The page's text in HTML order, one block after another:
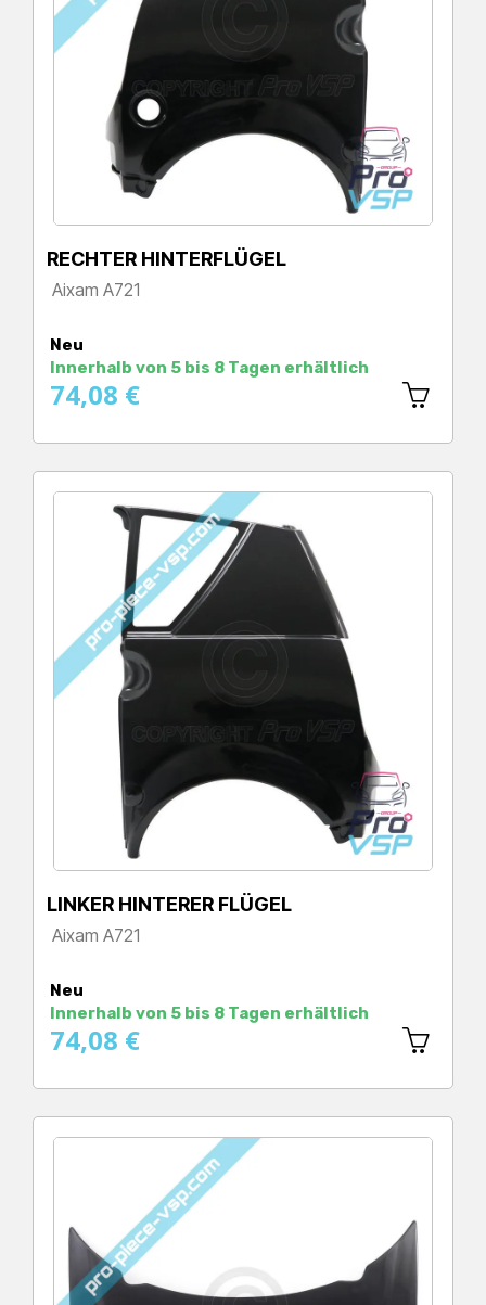
RECHTER HINTERFLÜGEL
Aixam A721
Neu
Innerhalb von 5 bis 8 Tagen erhältlich
74,08 €
LINKER HINTERER FLÜGEL
Aixam A721
Neu
Innerhalb von 5 bis 8 Tagen erhältlich
74,08 €